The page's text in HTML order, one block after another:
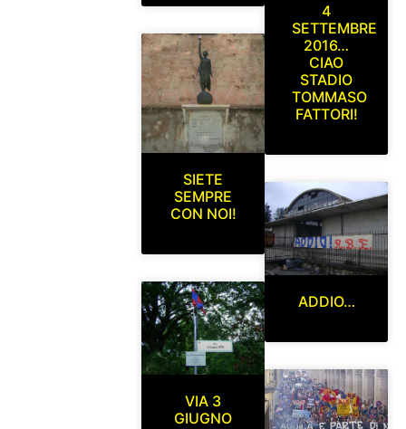
SIETE
SEMPRE
CON NOI!
VIA 3
GIUGNO
4
SETTEMBRE
2016…
CIAO
STADIO
TOMMASO
FATTORI!
ADDIO…